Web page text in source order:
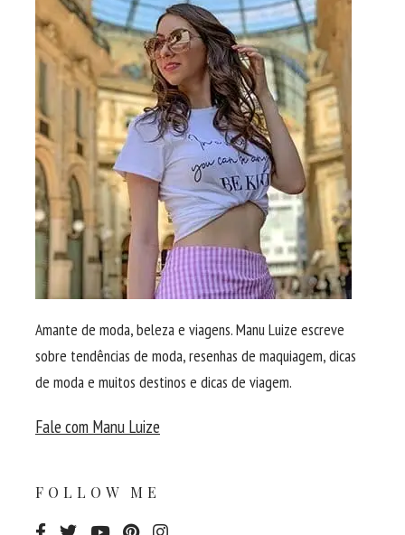
Amante de moda, beleza e viagens. Manu Luize escreve
sobre tendências de moda, resenhas de maquiagem, dicas
de moda e muitos destinos e dicas de viagem.
Fale com Manu Luize
FOLLOW ME